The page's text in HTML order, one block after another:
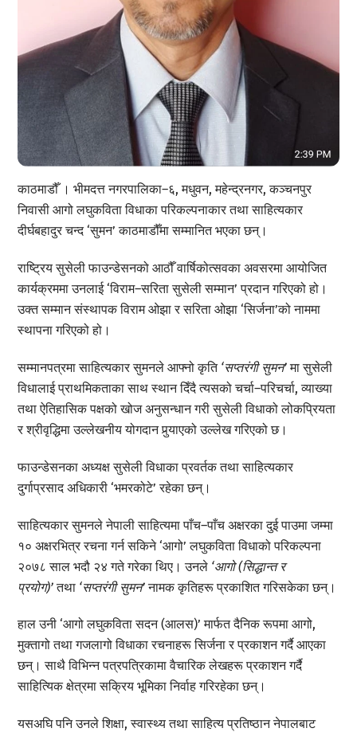
काठमाडौँ । भीमदत्त नगरपालिका–६, मधुवन, महेन्द्रनगर, कञ्चनपुर
निवासी आगो लघुकविता विधाका परिकल्पनाकार तथा साहित्यकार
दीर्घबहादुर चन्द ‘सुमन’ काठमाडौँमा सम्मानित भएका छन्।
राष्ट्रिय सुसेली फाउन्डेसनको आठौँ वार्षिकोत्सवका अवसरमा आयोजित
कार्यक्रममा उनलाई ‘विराम–सरिता सुसेली सम्मान’ प्रदान गरिएको हो।
उक्त सम्मान संस्थापक विराम ओझा र सरिता ओझा ‘सिर्जना’को नाममा
स्थापना गरिएको हो।
सम्मानपत्रमा साहित्यकार सुमनले आफ्नो कृति ‘सप्तरंगी सुमन’मा सुसेली
विधालाई प्राथमिकताका साथ स्थान दिँदै त्यसको चर्चा–परिचर्चा, व्याख्या
तथा ऐतिहासिक पक्षको खोज अनुसन्धान गरी सुसेली विधाको लोकप्रियता
र श्रीवृद्धिमा उल्लेखनीय योगदान पुर्‍याएको उल्लेख गरिएको छ।
फाउन्डेसनका अध्यक्ष सुसेली विधाका प्रवर्तक तथा साहित्यकार
दुर्गाप्रसाद अधिकारी ‘भमरकोटे’ रहेका छन्।
साहित्यकार सुमनले नेपाली साहित्यमा पाँच–पाँच अक्षरका दुई पाउमा जम्मा
१० अक्षरभित्र रचना गर्न सकिने ‘आगो’ लघुकविता विधाको परिकल्पना
२०७८ साल भदौ २४ गते गरेका थिए। उनले ‘आगो (सिद्धान्त र
प्रयोग)’तथा ‘सप्तरंगी सुमन’नामक कृतिहरू प्रकाशित गरिसकेका छन्।
हाल उनी ‘आगो लघुकविता सदन (आलस)’ मार्फत दैनिक रूपमा आगो,
मुक्तागो तथा गजलागो विधाका रचनाहरू सिर्जना र प्रकाशन गर्दै आएका
छन्। साथै विभिन्न पत्रपत्रिकामा वैचारिक लेखहरू प्रकाशन गर्दै
साहित्यिक क्षेत्रमा सक्रिय भूमिका निर्वाह गरिरहेका छन्।
यसअघि पनि उनले शिक्षा, स्वास्थ्य तथा साहित्य प्रतिष्ठान नेपालबाट